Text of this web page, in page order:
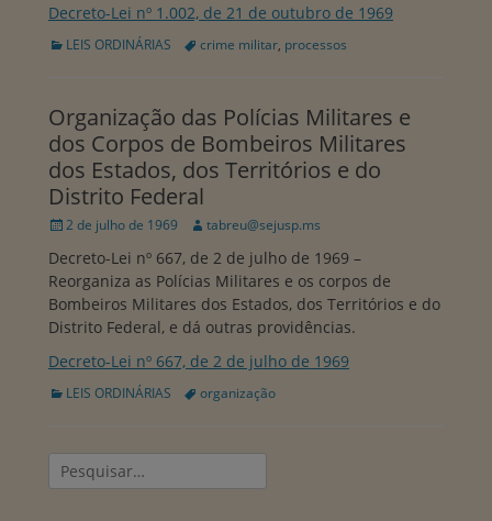
Decreto-Lei nº 1.002, de 21 de outubro de 1969
Categorias:
LEIS ORDINÁRIAS Tags:crime militar, processos
Organização das Polícias Militares e
dos Corpos de Bombeiros Militares
dos Estados, dos Territórios e do
Distrito Federal
Publicado
2 de julho de 1969 Autor:
tabreu@sejusp.ms
Decreto-Lei nº 667, de 2 de julho de 1969 –
Reorganiza as Polícias Militares e os corpos de
Bombeiros Militares dos Estados, dos Territórios e do
Distrito Federal, e dá outras providências.
Decreto-Lei nº 667, de 2 de julho de 1969
Categorias:
LEIS ORDINÁRIAS Tags:organização
Pesquisar
por: